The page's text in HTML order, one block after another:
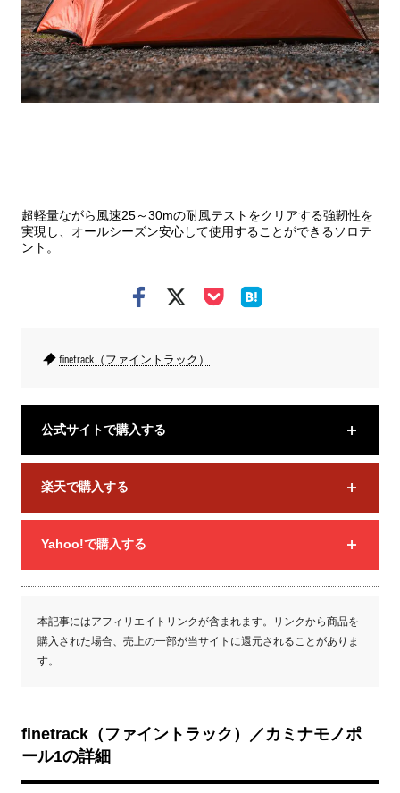
超軽量ながら風速25～30mの耐風テストをクリアする強靭性を
実現し、オールシーズン安心して使用することができるソロテ
ント。
finetrack（ファイントラック）
公式サイトで購入する
楽天で購入する
Yahoo!で購入する
本記事にはアフィリエイトリンクが含まれます。リンクから商品を
購入された場合、売上の一部が当サイトに還元されることがありま
す。
finetrack（ファイントラック）／カミナモノポ
ール1の詳細